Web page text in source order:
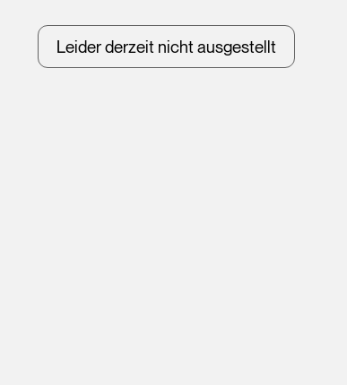
Leider derzeit nicht ausgestellt